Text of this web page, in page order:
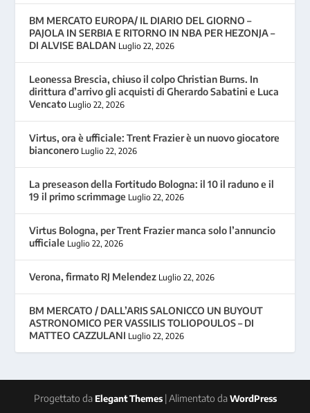
BM MERCATO EUROPA/ IL DIARIO DEL GIORNO –
PAJOLA IN SERBIA E RITORNO IN NBA PER HEZONJA –
DI ALVISE BALDAN Luglio 22, 2026
Leonessa Brescia, chiuso il colpo Christian Burns. In
dirittura d’arrivo gli acquisti di Gherardo Sabatini e Luca
Vencato Luglio 22, 2026
Virtus, ora è ufficiale: Trent Frazier è un nuovo giocatore
bianconero Luglio 22, 2026
La preseason della Fortitudo Bologna: il 10 il raduno e il
19 il primo scrimmage Luglio 22, 2026
Virtus Bologna, per Trent Frazier manca solo l’annuncio
ufficiale Luglio 22, 2026
Verona, firmato RJ Melendez Luglio 22, 2026
BM MERCATO / DALL’ARIS SALONICCO UN BUYOUT
ASTRONOMICO PER VASSILIS TOLIOPOULOS – DI
MATTEO CAZZULANI Luglio 22, 2026
Progettato daElegant Themes| Alimentato daWordPress